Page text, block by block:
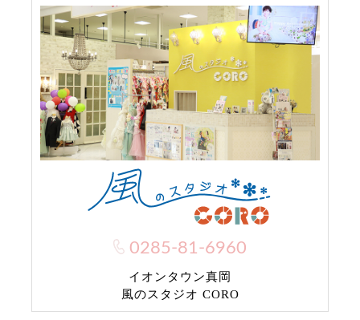
0285-81-6960
イオンタウン真岡
風のスタジオ CORO